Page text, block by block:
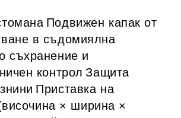
Подвижен капак от
в съдомиялна
съхранение и
контрол Защита
Приставка на
× ширина ×